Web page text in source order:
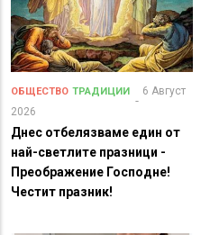
ОБЩЕСТВО ТРАДИЦИИ
6 Август
2026
Днес отбелязваме един от
най-светлите празници -
Преображение Господне!
Честит празник!